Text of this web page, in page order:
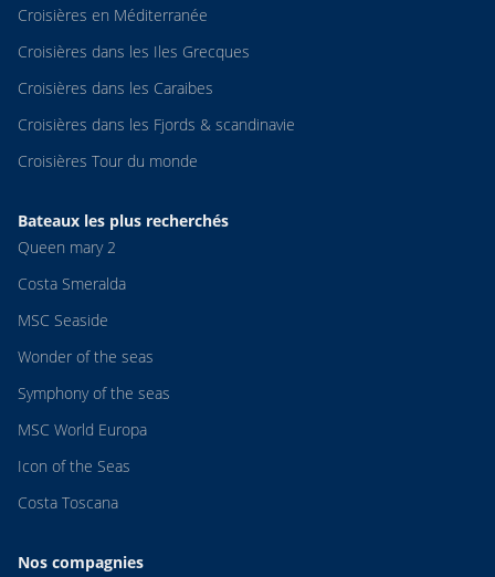
Croisières en Méditerranée
Croisières dans les Iles Grecques
Croisières dans les Caraibes
Croisières dans les Fjords & scandinavie
Croisières Tour du monde
Bateaux les plus recherchés
Queen mary 2
Costa Smeralda
MSC Seaside
Wonder of the seas
Symphony of the seas
MSC World Europa
Icon of the Seas
Costa Toscana
Nos compagnies